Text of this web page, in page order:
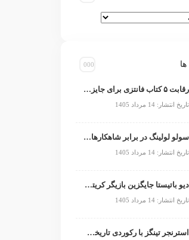
رقابت ۵ کتاب فانتزی برای جایزه جهانی ۲۰۲۶
تاریخ انتشار: 14 مرداد 1405
سولو لولینگ در برابر شاهکارهای انیمه؛ چه چیزی کم دارد؟
تاریخ انتشار: 14 مرداد 1405
دیو باتیستا جایگزین بازیگر کریتوس می‌شود؟
تاریخ انتشار: 14 مرداد 1405
استرنجر تینگز با رکوردی تاریخی صدرنشین شد